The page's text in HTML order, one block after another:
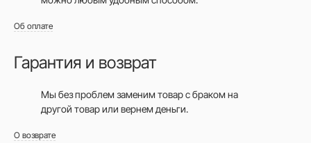
Об оплате
Гарантия и возврат
Мы без проблем заменим товар с браком на
другой товар или вернем деньги.
О возврате